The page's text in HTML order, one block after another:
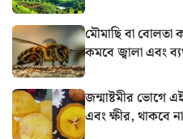
মৌমাছি বা বোলতা
কমবে জ্বালা এবং
জন্মাষ্টমীর ভোগে
এবং ক্ষীর, থাকবে